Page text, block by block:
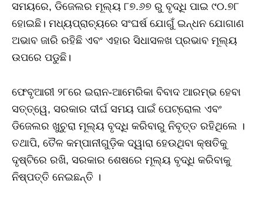
ସମୟରେ, ଡିଜେଲର ମୂଲ୍ୟ ୮୭.୬୭ ରୁ ବୃଦ୍ଧି ପାଇ ୯୦.୭୮
ହୋଇଛି। ମଧ୍ୟପ୍ରାଚ୍ୟରେ ସଂଘର୍ଷ ଯୋଗୁଁ ଇନ୍ଧନ ଯୋଗାଣ
ଅଭାବ ଜାରି ରହିଛି ଏବଂ ଏହାର ସିଧାସଳଖ ପ୍ରଭାବ ମୂଲ୍ୟ
ଉପରେ ପଡୁଛି।
ଫେବୃଆରୀ ୨୮ରେ ଇରାନ-ଆମେରିକା ବିବାଦ ଆରମ୍ଭ ହେବା
ସତ୍ତ୍ୱେ, ସରକାର ଦୀର୍ଘ ସମୟ ପାଇଁ ପେଟ୍ରୋଲ ଏବଂ
ଡିଜେଲର ଖୁଚୁରା ମୂଲ୍ୟ ବୃଦ୍ଧି କରିବାରୁ ନିବୃତ୍ତ ରହିଥିଲେ ।
ତଥାପି, ତୈଳ କମ୍ପାନୀଗୁଡ଼ିକ ଦ୍ୱାରା ହେଉଥିବା କ୍ଷତିକୁ
ଦୃଷ୍ଟିରେ ରଖି, ସରକାର ଶେଷରେ ମୂଲ୍ୟ ବୃଦ୍ଧି କରିବାକୁ
ନିଷ୍ପତ୍ତି ନେଇଛନ୍ତି ।